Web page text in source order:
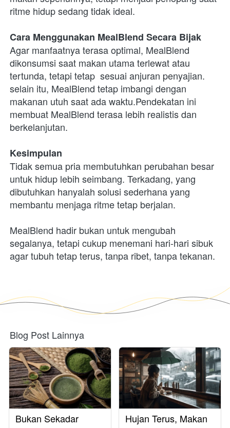
ritme hidup sedang tidak ideal.
Cara Menggunakan MealBlend Secara Bijak
Agar manfaatnya terasa optimal, MealBlend
dikonsumsi saat makan utama terlewat atau
tertunda, tetapi tetap  sesuai anjuran penyajian.
selain itu, MealBlend tetap imbangi dengan
makanan utuh saat ada waktu.Pendekatan ini
membuat MealBlend terasa lebih realistis dan
berkelanjutan.
Kesimpulan
Tidak semua pria membutuhkan perubahan besar
untuk hidup lebih seimbang. Terkadang, yang
dibutuhkan hanyalah solusi sederhana yang
membantu menjaga ritme tetap berjalan.
MealBlend hadir bukan untuk mengubah
segalanya, tetapi cukup menemani hari-hari sibuk
agar tubuh tetap terus, tanpa ribet, tanpa tekanan.
Blog Post Lainnya
Bukan Sekadar
Hujan Terus, Makan